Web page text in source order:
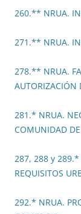
260.** NRUA.
271.** NRUA.
278.** NRUA.
AUTORIZACIÓN
281.* NRUA.
COMUNIDAD
287, 288 y 289.*
REQUISITOS
292.* NRUA.